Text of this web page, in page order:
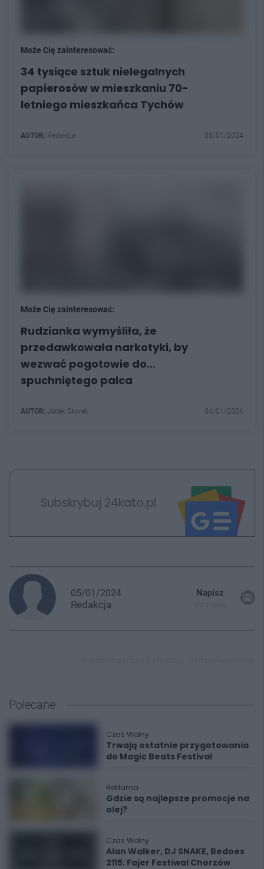
Może Cię zainteresować:
34 tysiące sztuk nielegalnych
papierosów w mieszkaniu 70-
letniego mieszkańca Tychów
AUTOR: Redakcja 05/01/2024
Może Cię zainteresować:
Rudzianka wymyśliła, że
przedawkowała narkotyki, by
wezwać pogotowie do...
spuchniętego palca
AUTOR: Jacek Skorek 04/01/2024
Subskrybuj 24kato.pl
05/01/2024
Redakcja
Napisz
Polecane
Czas Wolny
Trwają ostatnie przygotowania
do Magic Beats Festival
Reklama
Gdzie są najlepsze promocje na
olej?
Czas Wolny
Alan Walker, DJ SNAKE, Bedoes
2115: Fajer Festiwal Chorzów